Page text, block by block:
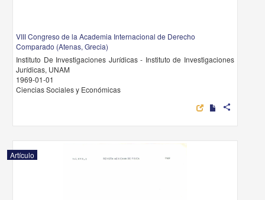
VIII Congreso de la Academia Internacional de Derecho
Comparado (Atenas, Grecia)
Instituto De Investigaciones Jurídicas - Instituto de Investigaciones
Jurídicas, UNAM
1969-01-01
Ciencias Sociales y Económicas
share
Artículo